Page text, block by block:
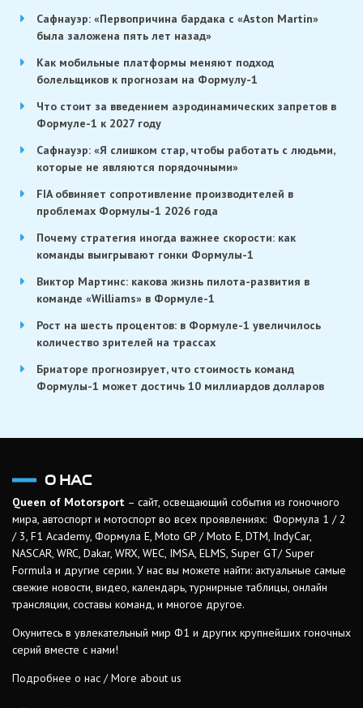
Сафнауэр: «Первопричина бардака с «Aston Martin»
была заложена пять лет назад»
Как мобильные платформы меняют подход
болельщиков к прогнозам на Формулу-1
Что стоит за введением аэродинамических запретов в
Формуле-1 к 2027 году
Сафнауэр: «Я слишком стар, чтобы работать с людьми,
которые не являются порядочными»
FIA обвиняет сопротивление производителей в
проблемах Формулы-1 2026 года
Почему стратегия иногда важнее скорости: как
команды выигрывают гонки Формулы-1
Виктор Мартинс: какова жизнь пилота-развития в
команде «Williams» в Формуле-1
Рост на шесть процентов: в Формуле-1 увеличилось
количество зрителей на трассах
Бриаторе прогнозирует, что стоимость команд
Формулы-1 может достичь 10 миллиардов долларов
О НАС
Queen of Motorsport – сайт, освещающий события из гоночного
мира, автоспорт и мотоспорт во всех проявлениях: Формула 1 / 2
/ 3, F1 Academy, Формула Е, Moto GP / Moto E, DTM, IndyCar,
NASCAR, WRC, Dakar, WRX, WEC, IMSA, ELMS, Super GT/ Super
Formula и другие серии. У нас вы можете найти: актуальные самые
свежие новости, видео, календарь, турнирные таблицы, онлайн
трансляции, составы команд, и многое другое.
Окунитесь в увлекательный мир Ф1 и других крупнейших гоночных
серий вместе с нами!
Подробнее о нас / More about us